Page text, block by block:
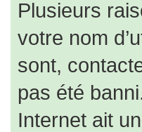
Plusieurs
votre nom
sont,
pas été
Internet ait